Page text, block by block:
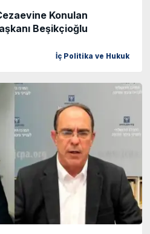
Konulan
Beşikçioğlu
İç Politika ve Hukuk